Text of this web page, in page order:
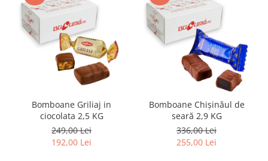
Bomboane Griliaj in
ciocolata 2,5 KG
249,00 Lei
192,00 Lei
Bomboane Chişinăul de
seară 2,9 KG
336,00 Lei
255,00 Lei